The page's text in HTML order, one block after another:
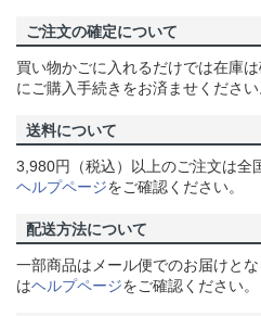
ご注文の確定について
買い物かごに入れるだけでは在庫
にご購入手続きをお済ませください
送料について
3,980円（税込）以上のご注文は全
ヘルプページをご確認ください。
配送方法について
一部商品はメール便でのお届けと
はヘルプページをご確認ください。